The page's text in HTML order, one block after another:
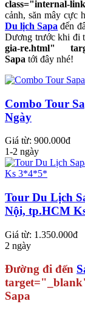
class="internal-
cảnh, săn mây cực
Du lịch Sapa đến
Dương trước khi đi
gia-re.html"
Sapa tới đây nhé!
Combo Tour
Ngày
Giá từ: 900.000đ
1-2 ngày
Tour Du Lịch
Nội, tp.HCM
Giá từ: 1.350.000đ
2 ngày
Đường đi đến
Sapa